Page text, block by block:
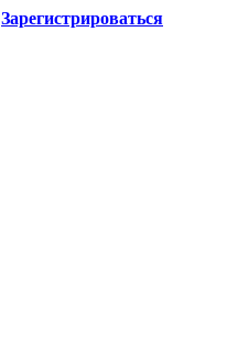
Зарегистрироваться